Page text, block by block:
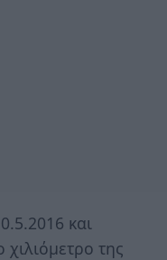
και
της